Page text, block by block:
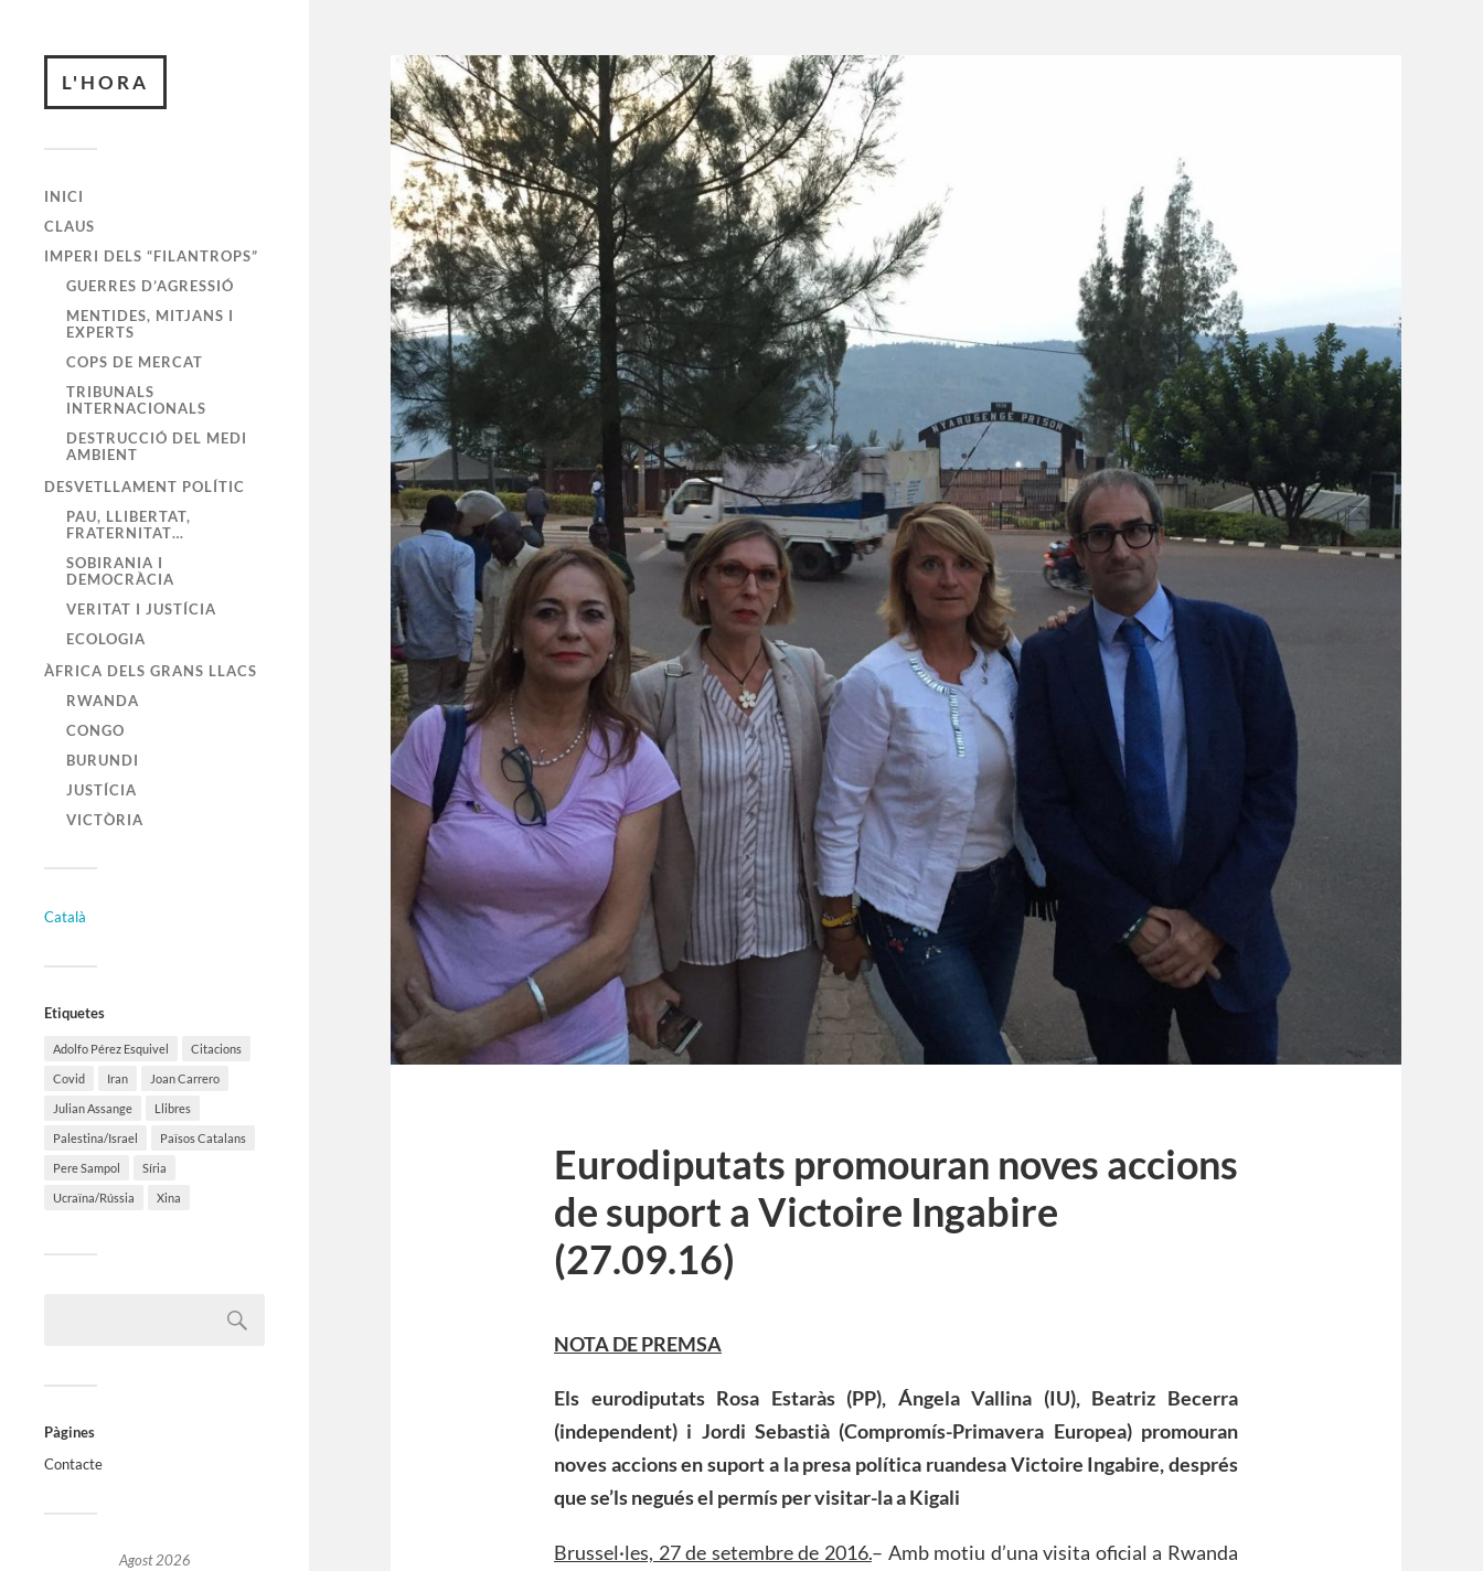
L'HORA
INICI
CLAUS
IMPERI DELS “FILANTROPS”
GUERRES D’AGRESSIÓ
MENTIDES, MITJANS I
EXPERTS
COPS DE MERCAT
TRIBUNALS
INTERNACIONALS
DESTRUCCIÓ DEL MEDI
AMBIENT
DESVETLLAMENT POLÍTIC
PAU, LLIBERTAT,
FRATERNITAT…
SOBIRANIA I
DEMOCRÀCIA
VERITAT I JUSTÍCIA
ECOLOGIA
ÀFRICA DELS GRANS LLACS
RWANDA
CONGO
BURUNDI
JUSTÍCIA
VICTÒRIA
Català
Etiquetes
Adolfo Pérez Esquivel Citacions
Covid Iran Joan Carrero
Julian Assange Llibres
Palestina/Israel Països Catalans
Pere Sampol Síria
Ucraïna/Rússia Xina
Pàgines
Contacte
Agost 2026
Eurodiputats promouran noves accions
de suport a Victoire Ingabire
(27.09.16)
NOTA DE PREMSA
Els eurodiputats Rosa Estaràs (PP), Ángela Vallina (IU), Beatriz Becerra
(independent) i Jordi Sebastià (Compromís-Primavera Europea) promouran
noves accions en suport a la presa política ruandesa Victoire Ingabire, després
que se’ls negués el permís per visitar-la a Kigali
Brussel·les, 27 de setembre de 2016.– Amb motiu d’una visita oficial a Rwanda